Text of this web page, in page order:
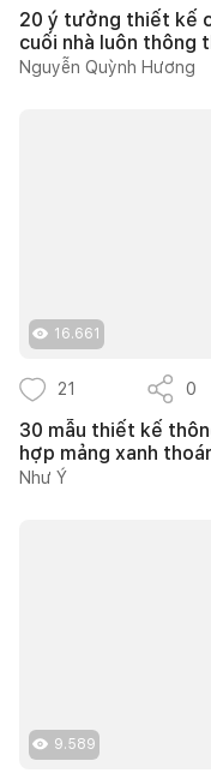
20 ý tưởng thiết kế
cuối nhà luôn thông
Nguyễn Quỳnh Hương
16.661
21 0
30 mẫu thiết kế
hợp mảng xanh
Như Ý
9.589